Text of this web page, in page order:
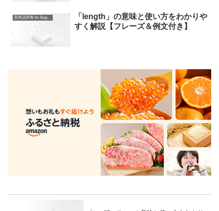
英単語辞典 for Beginners
「length」の意味と使い方をわかりや
すく解説【フレーズ＆例文付き】